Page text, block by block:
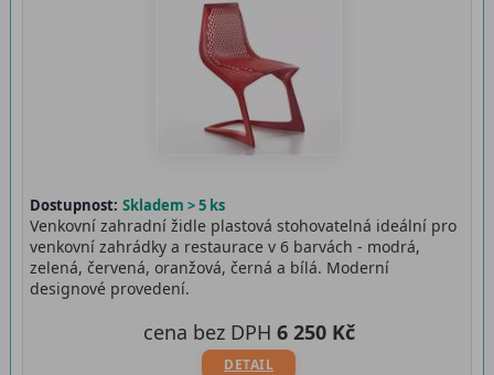
Dostupnost: Skladem > 5 ks
Venkovní zahradní židle plastová stohovatelná ideální pro
venkovní zahrádky a restaurace v 6 barvách - modrá,
zelená, červená, oranžová, černá a bílá. Moderní
designové provedení.
DETAIL
cena bez DPH 6 250 Kč